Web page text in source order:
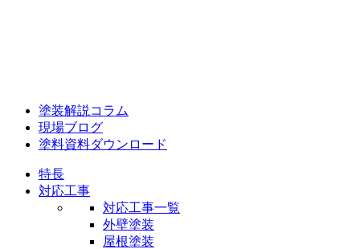
塗装解説コラム
現場ブログ
塗料資料ダウンロード
特長
対応工事
対応工事一覧
外壁塗装
屋根塗装